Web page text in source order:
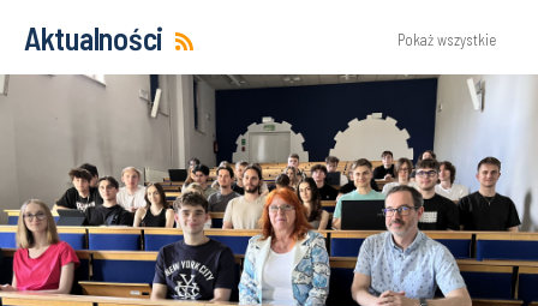
Aktualności Pokaż wszystkie